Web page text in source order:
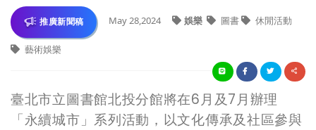
推廣新聞稿 May 28,2024 娛樂 圖書 休閒活動
藝術娛樂
臺北市立圖書館北投分館將在6月及7月辦理
「永續城市」系列活動，以文化傳承及社區參與